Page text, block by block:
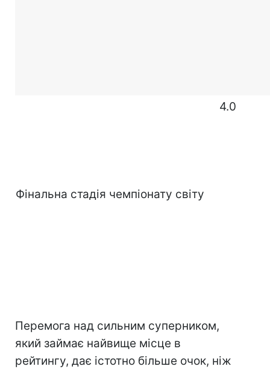
Фінальна стадія чемпіонату світу
4.0
Перемога над сильним суперником,
який займає найвище місце в
рейтингу, дає істотно більше очок, ніж